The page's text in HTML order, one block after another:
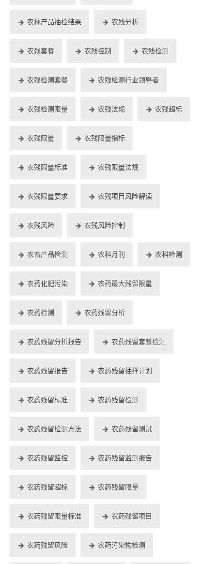
农林产品抽检结果 农残分析
农残套餐 农残控制 农残检测
农残检测套餐 农残检测行业领导者
农残检测限量 农残法规 农残超标
农残限量 农残限量指标
农残限量标准 农残限量法规
农残限量要求 农残项目风险解读
农残风险 农残风险控制
农畜产品检测 农科月刊 农科检测
农药化肥污染 农药最大残留限量
农药检测 农药残留分析
农药残留分析报告 农药残留套餐检测
农药残留报告 农药残留抽样计划
农药残留标准 农药残留检测
农药残留检测方法 农药残留测试
农药残留监控 农药残留监测报告
农药残留超标 农药残留限量
农药残留限量标准 农药残留项目
农药残留风险 农药污染物检测